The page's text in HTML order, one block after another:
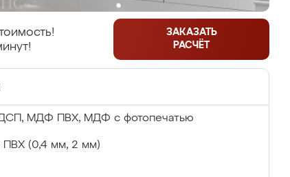
ЗАКАЗАТЬ
РАСЧЁТ
МДФ ПВХ, МДФ с фотопечатью
ПВХ (0,4 мм, 2 мм)